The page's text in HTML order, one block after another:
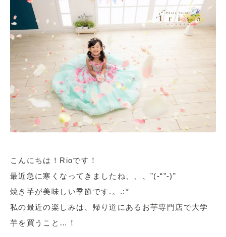
こんにちは！Rioです！
最近急に寒くなってきましたね、、、”(-“”-)”
焼き芋が美味しい季節です.。.:*
私の最近の楽しみは、帰り道にあるお芋専門店で大学
芋を買うこと…！